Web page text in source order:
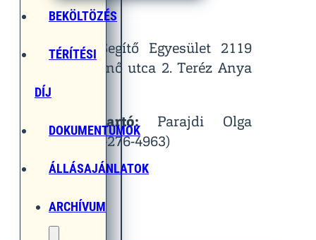
BEKÖLTÖZÉS
TÉRÍTÉSI
DÍJ
DOKUMENTUMOK
ÁLLÁSAJÁNLATOK
ARCHÍVUM
Helyszín:
Egymást Segítő Egyesület 2119
Pécel, Pihenő utca 2. Teréz Anya
Terem
Kapcsolattartó:Parajdi Olga
(Tel.: 06-30-276-4963)